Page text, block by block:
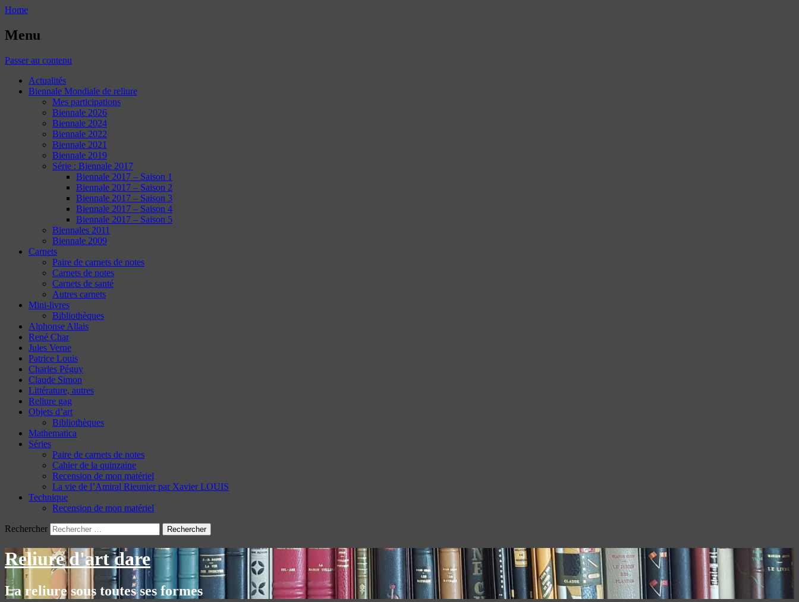
Home
Menu
Passer au contenu
Actualités
Biennale Mondiale de reliure
Mes participations
Biennale 2026
Biennale 2024
Biennale 2022
Biennale 2021
Biennale 2019
Série : Biennale 2017
Biennale 2017 – Saison 1
Biennale 2017 – Saison 2
Biennale 2017 – Saison 3
Biennale 2017 – Saison 4
Biennale 2017 – Saison 5
Biennales 2011
Biennale 2009
Carnets
Paire de carnets de notes
Carnets de notes
Carnets de santé
Autres carnets
Mini-livres
Bibliothèques
Alphonse Allais
René Char
Jules Verne
Patrice Louis
Charles Péguy
Claude Simon
Littérature, autres
Reliure gag
Objets d’art
Bibliothèques
Mathematica
Séries
Paire de carnets de notes
Cahier de la quinzaine
Recension de mon matériel
La vie de l’Amiral Rieunier par Xavier LOUIS
Technique
Recension de mon matériel
Rechercher
Reliure d'art dare
La reliure sous toutes ses formes